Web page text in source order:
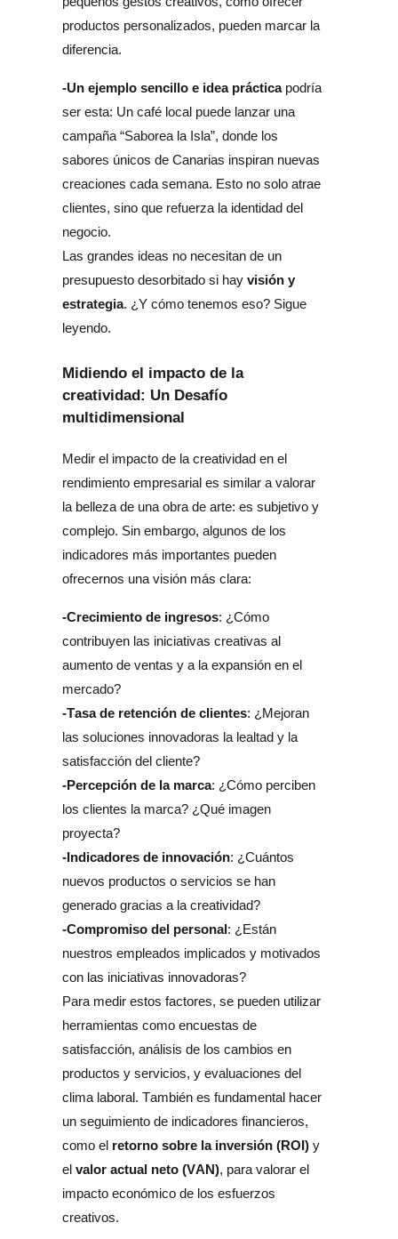
productos personalizados, pueden marcar la
diferencia.
-Un ejemplo sencillo e idea práctica podría
ser esta: Un café local puede lanzar una
campaña “Saborea la Isla”, donde los
sabores únicos de Canarias inspiran nuevas
creaciones cada semana. Esto no solo atrae
clientes, sino que refuerza la identidad del
negocio.
Las grandes ideas no necesitan de un
presupuesto desorbitado si hay visión y
estrategia. ¿Y cómo tenemos eso? Sigue
leyendo.
Midiendo el impacto de la
creatividad: Un Desafío
multidimensional
Medir el impacto de la creatividad en el
rendimiento empresarial es similar a valorar
la belleza de una obra de arte: es subjetivo y
complejo. Sin embargo, algunos de los
indicadores más importantes pueden
ofrecernos una visión más clara:
-Crecimiento de ingresos: ¿Cómo
contribuyen las iniciativas creativas al
aumento de ventas y a la expansión en el
mercado?
-Tasa de retención de clientes: ¿Mejoran
las soluciones innovadoras la lealtad y la
satisfacción del cliente?
-Percepción de la marca: ¿Cómo perciben
los clientes la marca? ¿Qué imagen
proyecta?
-Indicadores de innovación: ¿Cuántos
nuevos productos o servicios se han
generado gracias a la creatividad?
-Compromiso del personal: ¿Están
nuestros empleados implicados y motivados
con las iniciativas innovadoras?
Para medir estos factores, se pueden utilizar
herramientas como encuestas de
satisfacción, análisis de los cambios en
productos y servicios, y evaluaciones del
clima laboral. También es fundamental hacer
un seguimiento de indicadores financieros,
como el retorno sobre la inversión (ROI) y
el valor actual neto (VAN), para valorar el
impacto económico de los esfuerzos
creativos.